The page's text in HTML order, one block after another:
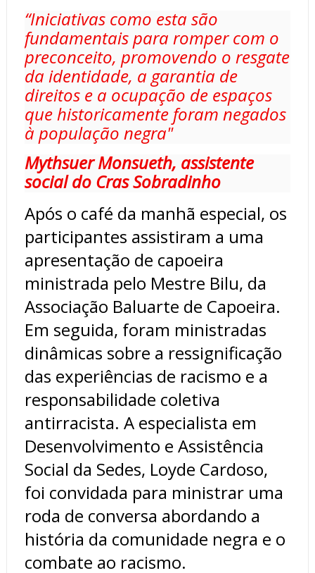
“Iniciativas como esta são
fundamentais para romper com o
preconceito, promovendo o resgate
da identidade, a garantia de
direitos e a ocupação de espaços
que historicamente foram negados
à população negra"
Mythsuer Monsueth, assistente
social do Cras Sobradinho
Após o café da manhã especial, os
participantes assistiram a uma
apresentação de capoeira
ministrada pelo Mestre Bilu, da
Associação Baluarte de Capoeira.
Em seguida, foram ministradas
dinâmicas sobre a ressignificação
das experiências de racismo e a
responsabilidade coletiva
antirracista. A especialista em
Desenvolvimento e Assistência
Social da Sedes, Loyde Cardoso,
foi convidada para ministrar uma
roda de conversa abordando a
história da comunidade negra e o
combate ao racismo.